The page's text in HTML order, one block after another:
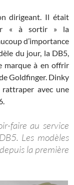
dirigeant. Il était
« à sortir » la
d’importance
du jour, la DB5,
marque à en offrir
Goldfinger. Dinky
rattraper avec une
faire au service
Les modèles
la première